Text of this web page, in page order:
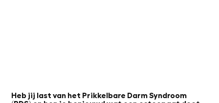
Heb jij last van het Prikkelbare Darm Syndroom